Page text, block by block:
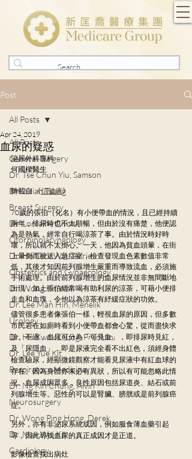
Post
All Posts
General Surgery
Dr. Tse Chun Yiu, Samson
Dr. Julian Tsang
Breast Surgery
Dr. Lorraine Chow
Otorhinolaryngology
Dr. Ho Dick Wai, Terrie
Obstetrics and Gynaecology
Dr. Wong Kit Wah
Dr. Lee Man Hin, Menelik
Urology
Dr. Ho Kwok Leung, Franklin
Dr. Lee Yue Kit
Respiratory Medicine
Dr. Ng Kin Chung, Alvin
Neurosurgery
Dr. Wong Ping Hong, Derek
Dr. Mak Wai Kit
Cardiology
All Posts
血尿的疑惑
Apr 24, 2019
泌尿外科專科
何國樑醫生
轉載自 《信健康》
70歲的張伯（化名）有小便帶血的情況，且已經持續
兩年，排尿時也不太順暢，但由於沒有痛楚，他便認
為是熱氣，經常自行喝涼茶了事。由於情況時好時
壞，所以就不太掛心。一天，他因為貧血頭暈，在街
上暈倒而被送入急症室，檢查發現血色素數值非常
低，其後才知因前列腺增生嚴重而導致流血，必須施
手術處理。由於前列腺增生的血尿情況並非無間斷地
出現，加上張伯經常喝有助利尿的涼茶，可藉小便排
走血和血塊，令他以為涼茶有紓緩症狀的功效。
儘管很多患者像張伯一樣，輕視血尿的原因，但多數
市民若在如廁時看到小便帶血都會心驚，從而盡快求
診。不過，血尿可分為「可見血」，即排尿時見紅，
及「尿隱血」，即是尿液完全看不出紅色，須經身體
檢查驗尿，經顯微鏡觀察才能看見尿液中有紅血球的
存在。因為身體亦未必有異狀，所以有可能忽略此情
況。血尿成因眾多，良性原因包括尿道炎、結石或前
列腺增生等。惡性的可以是腎臟、膀胱或是前列腺癌
症。
另外，亦有非泌尿系統成因，例如服食薄血藥引起
等，因此尋找血尿的真正成因才是正道。
影像檢查找出病灶